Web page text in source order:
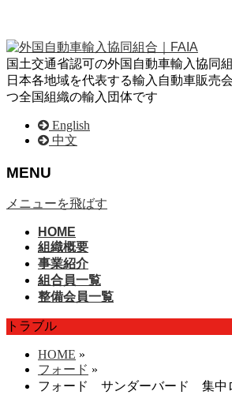
国土交通省認可の外国自動車輸入協同
日本各地域を代表する輸入自動車販売
つ全国組織の輸入団体です
English
中文
MENU
メニューを飛ばす
HOME
組織概要
事業紹介
組合員一覧
整備会員一覧
トラブル
HOME »
フォード »
フォード サンダーバード 集中